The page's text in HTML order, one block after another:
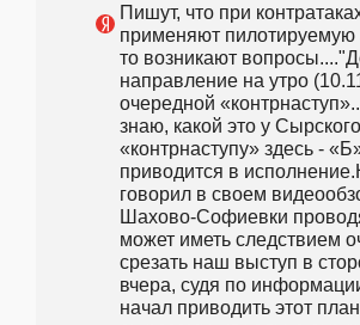
Пишут, что при
применяют пилотируемую
то возникают
направление на утро
очередной
знаю, какой это у
«контрнаступу» здесь -
приводится в
говорил в своем
Шахово-Софиевки
может иметь следствием
срезать наш выступ в
вчера, судя по
начал приводить этот